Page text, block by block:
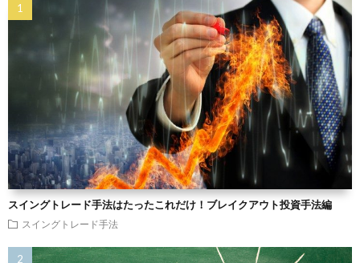
スイングトレード手法はたったこれだけ！ブレイクアウト投資手法編
スイングトレード手法